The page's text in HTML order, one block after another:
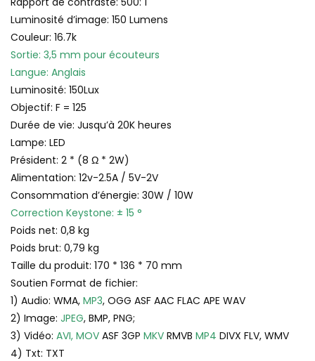
Luminosité d’image: 150 Lumens
Couleur: 16.7k
Sortie: 3,5 mm pour écouteurs
Langue: Anglais
Luminosité: 150Lux
Objectif: F = 125
Durée de vie: Jusqu’à 20K heures
Lampe: LED
Président: 2 * (8 Ω * 2W)
Alimentation: 12v-2.5A / 5V-2V
Consommation d’énergie: 30W / 10W
Correction Keystone: ± 15 °
Poids net: 0,8 kg
Poids brut: 0,79 kg
Taille du produit: 170 * 136 * 70 mm
Soutien Format de fichier:
1) Audio: WMA, MP3, OGG ASF AAC FLAC APE WAV
2) Image: JPEG, BMP, PNG;
3) Vidéo: AVI, MOV ASF 3GP MKV RMVB MP4 DIVX FLV, WMV
4) Txt: TXT